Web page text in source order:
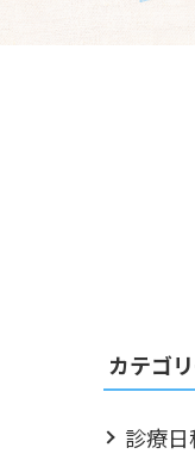
カテゴ
診療